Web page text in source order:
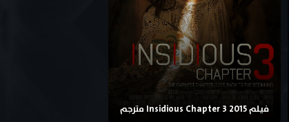
فيلم Insidious Chapter 3 2015 مترجم